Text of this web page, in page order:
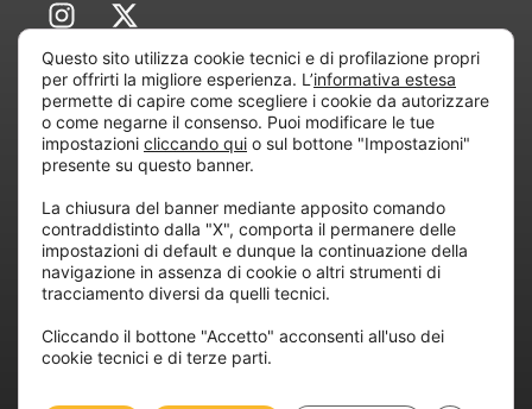
Servizi di
Consulenza
Certificata
all’attività di direzione e coordinamento di “Project
Informatica”
REA: MI – 194005, P. IVA / CF 07165600961 – All
rights reserved.
Questo sito utilizza cookie tecnici e di profilazione propri
per offrirti la migliore esperienza. L’informativa estesa
permette di capire come scegliere i cookie da autorizzare
o come negarne il consenso. Puoi modificare le tue
impostazioni cliccando qui o sul bottone "Impostazioni"
presente su questo banner.
La chiusura del banner mediante apposito comando
contraddistinto dalla "X", comporta il permanere delle
impostazioni di default e dunque la continuazione della
navigazione in assenza di cookie o altri strumenti di
tracciamento diversi da quelli tecnici.
Cliccando il bottone "Accetto" acconsenti all'uso dei
cookie tecnici e di terze parti.